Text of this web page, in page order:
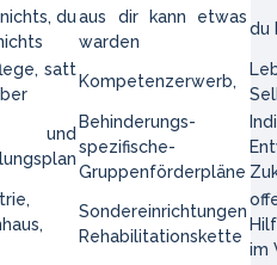
du aus dir kann etwas
warden
du
satt
Kompetenzerwerb,
und
Behinderungs-
spezifische-
Gruppenförderpläne
Sondereinrichtungen
Rehabilitationskette
im